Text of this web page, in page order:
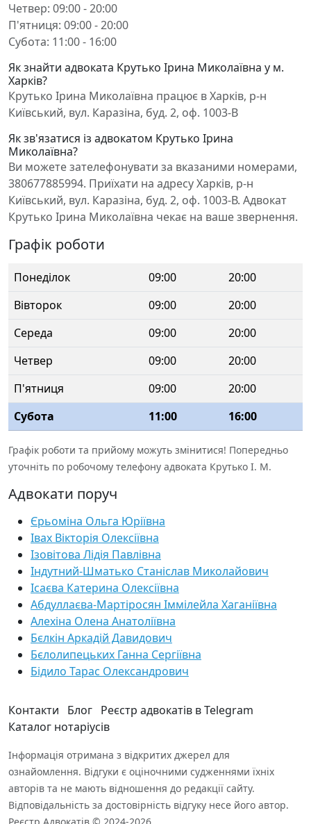
Четвер: 09:00 - 20:00
П'ятниця: 09:00 - 20:00
Субота: 11:00 - 16:00
Як знайти адвоката Крутько Ірина Миколаївна у м.
Харків?
Крутько Ірина Миколаївна працює в Харків, р-н
Київський, вул. Каразіна, буд. 2, оф. 1003-В
Як зв'язатися із адвокатом Крутько Ірина
Миколаївна?
Ви можете зателефонувати за вказаними номерами,
380677885994. Приїхати на адресу Харків, р-н
Київський, вул. Каразіна, буд. 2, оф. 1003-В. Адвокат
Крутько Ірина Миколаївна чекає на ваше звернення.
Графік роботи
Понеділок 09:00
20:00
Вівторок
09:00
20:00
Середа
09:00
20:00
Четвер
09:00
20:00
П'ятниця
09:00
20:00
Субота
11:00 16:00
Графік роботи та прийому можуть змінитися! Попередньо
уточніть по робочому телефону адвоката Крутько І. М.
Адвокати поруч
Єрьоміна Ольга Юріївна
Івах Вікторія Олексіївна
Ізовітова Лідія Павлівна
Індутний-Шматько Станіслав Миколайович
Ісаєва Катерина Олексіївна
Абдуллаєва-Мартіросян Іммілейла Хаганіївна
Алехіна Олена Анатоліївна
Бєлкін Аркадій Давидович
Бєлолипецьких Ганна Сергіївна
Бідило Тарас Олександрович
Контакти Блог Реєстр адвокатів в Telegram
Каталог нотаріусів
Інформація отримана з відкритих джерел для
ознайомлення. Відгуки є оціночними судженнями їхніх
авторів та не мають відношення до редакції сайту.
Відповідальність за достовірність відгуку несе його автор.